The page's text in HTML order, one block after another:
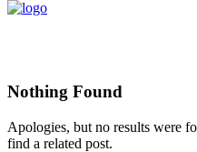
Nothing Found
Apologies, but no results were
find a related post.